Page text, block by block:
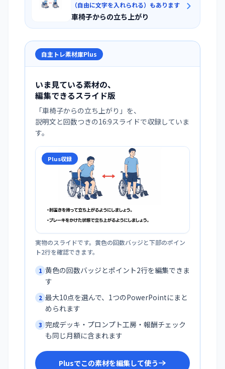
（自由に文字を入れられる）もあります
車椅子からの立ち上がり
自主トレ素材庫Plus
いま見ている素材の、
編集できるスライド版
「車椅子からの立ち上がり 」を、
説明文と回数つきの16:9スライドで収録していま
す。
Plus収録
実物のスライドです。黄色の回数バッジと下部のポイン
ト2行を確認できます。
1 黄色の回数バッジとポイント2行を編集できま
す
2 最大10点を選んで、1つのPowerPointにまと
められます
3 完成デッキ・プロンプト工房・報酬チェック
も同じ月額に含まれます
Plusでこの素材を編集して使う